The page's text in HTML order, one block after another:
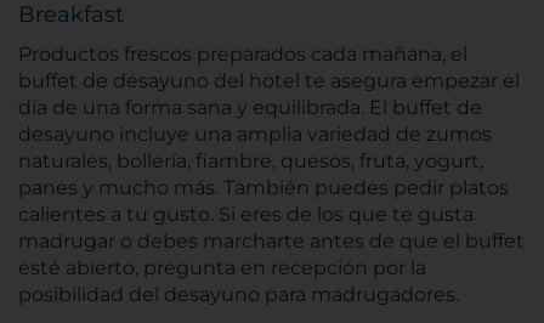
Breakfast
Productos frescos preparados cada mañana, el
buffet de desayuno del hotel te asegura empezar el
día de una forma sana y equilibrada. El buffet de
desayuno incluye una amplia variedad de zumos
naturales, bollería, fiambre, quesos, fruta, yogurt,
panes y mucho más. También puedes pedir platos
calientes a tu gusto. Si eres de los que te gusta
madrugar o debes marcharte antes de que el buffet
esté abierto, pregunta en recepción por la
posibilidad del desayuno para madrugadores.